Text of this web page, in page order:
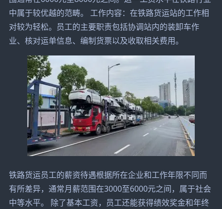
中属于较优越的范畴。 工作内容：在铁路货运站的工作相
对较为轻松。员工的主要职责包括协调站内的装卸车作
业、核对运单信息、编制货票以及收取相关费用。
铁路货运员工的薪资待遇根据所在企业和工作年限不同而
有所差异，通常月薪范围在3000至6000元之间，属于社会
中等水平。 除了基本工资，员工还能获得绩效奖金和年终